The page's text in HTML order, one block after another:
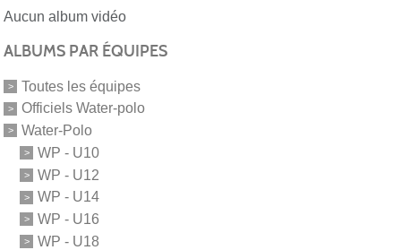
Aucun album vidéo
ALBUMS PAR ÉQUIPES
Toutes les équipes
Officiels Water-polo
Water-Polo
WP - U10
WP - U12
WP - U14
WP - U16
WP - U18